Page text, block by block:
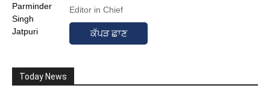
Editor in Chief
ਕੱਪੜ ਛਾਣ
Today News